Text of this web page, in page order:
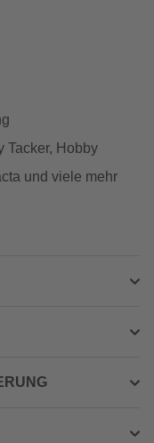
Tacker, Hobby
und viele mehr